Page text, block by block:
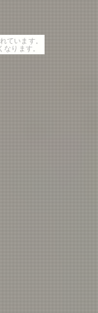
ています。
ります。